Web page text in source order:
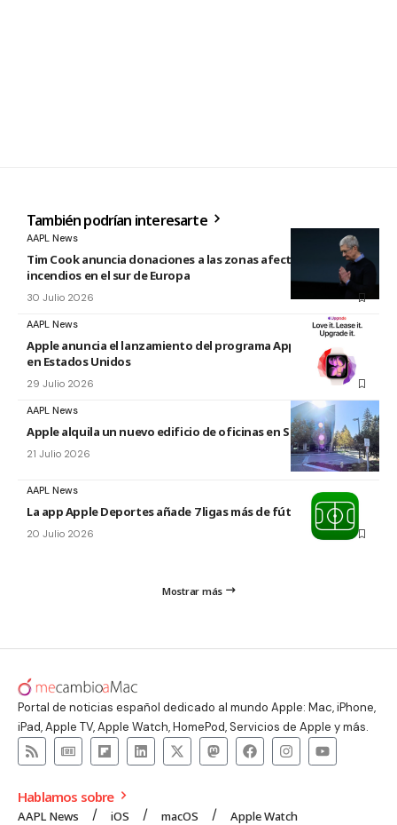
También podrían interesarte
AAPL News
Tim Cook anuncia donaciones a las zonas afectadas por los
incendios en el sur de Europa
30 Julio 2026
AAPL News
Apple anuncia el lanzamiento del programa Apple Upgrade
en Estados Unidos
29 Julio 2026
AAPL News
Apple alquila un nuevo edificio de oficinas en Sunnyvale
21 Julio 2026
AAPL News
La app Apple Deportes añade 7 ligas más de fútbol
20 Julio 2026
Mostrar más
Portal de noticias español dedicado al mundo Apple: Mac, iPhone,
iPad, Apple TV, Apple Watch, HomePod, Servicios de Apple y más.
Hablamos sobre
AAPL News iOS macOS Apple Watch